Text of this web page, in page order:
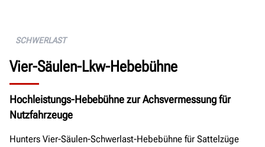
SCHWERLAST
Vier-Säulen-Lkw-Hebebühne
Hochleistungs-Hebebühne zur Achsvermessung für
Nutzfahrzeuge
Hunters Vier-Säulen-Schwerlast-Hebebühne für Sattelzüge